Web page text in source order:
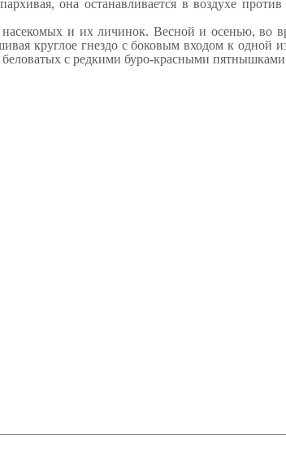
она останавливается в воздухе
и их личинок. Весной и осенью, во
круглое гнездо с боковым входом к одной
с редкими буро-красными